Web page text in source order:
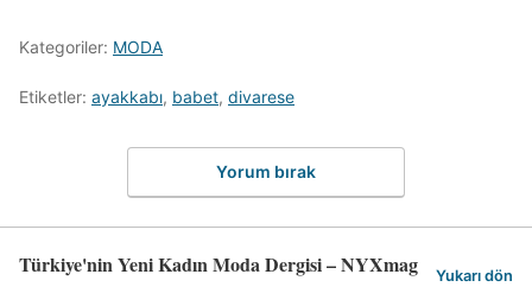
Kategoriler: MODA
Etiketler: ayakkabı, babet, divarese
Yorum bırak
Türkiye'nin Yeni Kadın Moda Dergisi – NYXmag Yukarı dön